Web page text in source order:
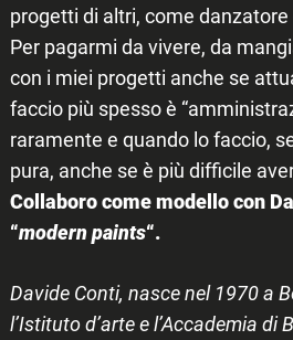
progetti di altri, come
Per pagarmi da vivere, da
con i miei progetti anche se
faccio più spesso è
raramente e quando lo faccio,
pura, anche se è più difficile
Collaboro come modello con
“modern paints“.
Davide Conti, nasce nel 1970 a
l’Istituto d’arte e l’Accademia di